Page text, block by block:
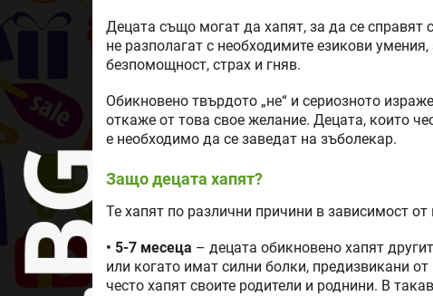
Децата също могат да хапят, за да се справят
не разполагат с необходимите езикови
безпомощност, страх и гняв.
Обикновено твърдото „не“ и сериозното
откаже от това свое желание. Децата, които
е необходимо да се заведат на зъболекар.
Защо децата хапят?
Те хапят по различни причини в зависимост от
• 5-7 месеца – децата обикновено хапят
или когато имат силни болки, предизвикани
често хапят своите родители и роднини. В